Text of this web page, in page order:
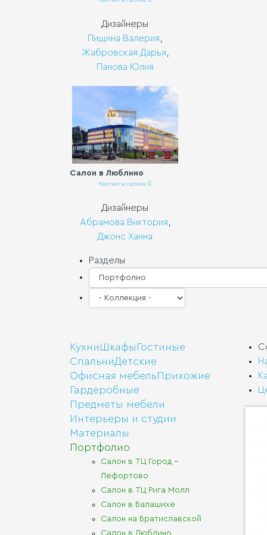
Дизайнеры
Пищина Валерия
Жабровская Дарья
Панова Юлия
Салон в Люблино
Контакты салона
Дизайнеры
Абрамова Виктория
Джонс Ханна
Разделы
Кухни Шкафы Гостиные
СпальниДетские
Офисная мебельПрихожие
Гардеробные
Предметы мебели
Интерьеры и студии
Материалы
Портфолио
Салон в ТЦ Город -
Лефортово
Салон в ТЦ Рига Молл
Салон в Балашихе
Салон на Братиславской
Салон в Люблино